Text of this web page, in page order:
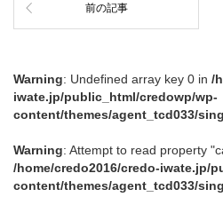
前の記事
Warning: Undefined array key 0 in /
iwate.jp/public_html/credowp/wp-
content/themes/agent_tcd033/
Warning: Attempt to read property
/home/credo2016/credo-iwate.jp/
content/themes/agent_tcd033/